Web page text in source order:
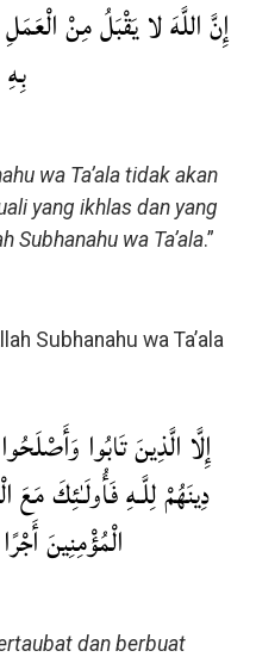
إِنَّ اللَّهَ لا يَقْبَلُ مِنْ
wa Ta’ala tidak akan
yang ikhlas dan yang
Subhanahu wa Ta’ala.”
Subhanahu wa Ta’ala
إِلَّا الَّذِينَ تَابُوا
دِينَهُمْ لِلَّـهِ فَأُولَـٰئِكَ
الْمُؤْمِنِينَ أَجْرًا
dan berbuat